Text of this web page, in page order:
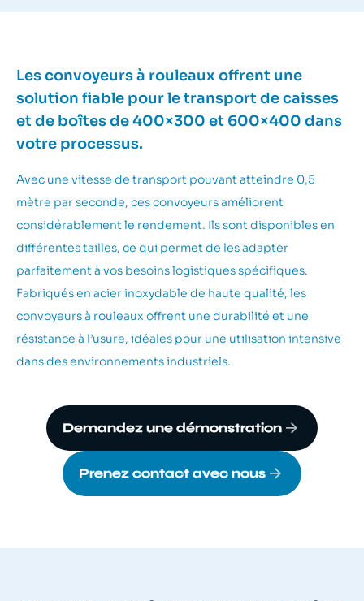
Les convoyeurs à rouleaux offrent une
solution fiable pour le transport de caisses
et de boîtes de 400×300 et 600×400 dans
votre processus.
Avec une vitesse de transport pouvant atteindre 0,5
mètre par seconde, ces convoyeurs améliorent
considérablement le rendement. Ils sont disponibles en
différentes tailles, ce qui permet de les adapter
parfaitement à vos besoins logistiques spécifiques.
Fabriqués en acier inoxydable de haute qualité, les
convoyeurs à rouleaux offrent une durabilité et une
résistance à l’usure, idéales pour une utilisation intensive
dans des environnements industriels.
Demandez une démonstration
Prenez contact avec nous